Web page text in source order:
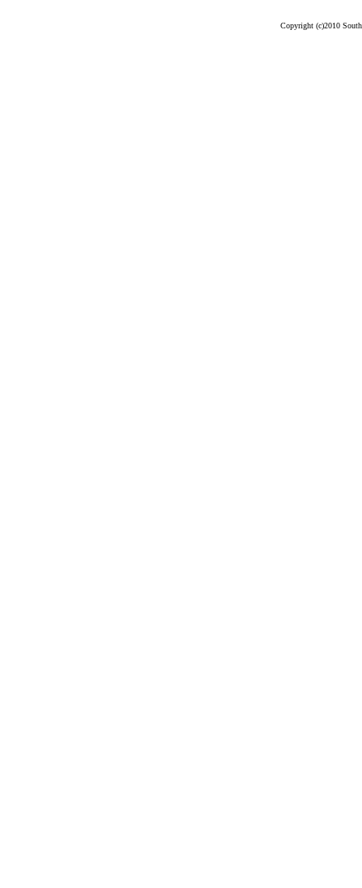
Copyright (c)2010